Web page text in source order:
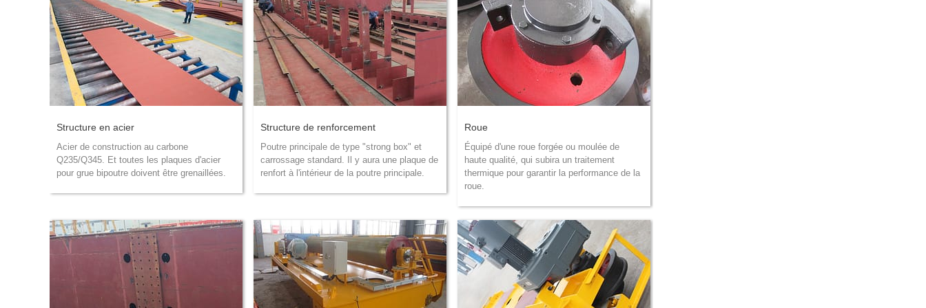
Structure en acier
Acier de construction au carbone
Q235/Q345. Et toutes les plaques d'acier
pour grue bipoutre doivent être grenaillées.
Structure de renforcement
Poutre principale de type "strong box" et
carrossage standard. Il y aura une plaque de
renfort à l'intérieur de la poutre principale.
Roue
Équipé d'une roue forgée ou moulée de
haute qualité, qui subira un traitement
thermique pour garantir la performance de la
roue.